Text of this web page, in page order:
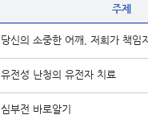
주제
유전성 난청의 유전자 치료
심부전 바로알기